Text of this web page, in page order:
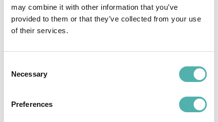
may combine it with other information that you’ve
provided to them or that they’ve collected from your use
of their services.
Selection
Necessary
Preferences